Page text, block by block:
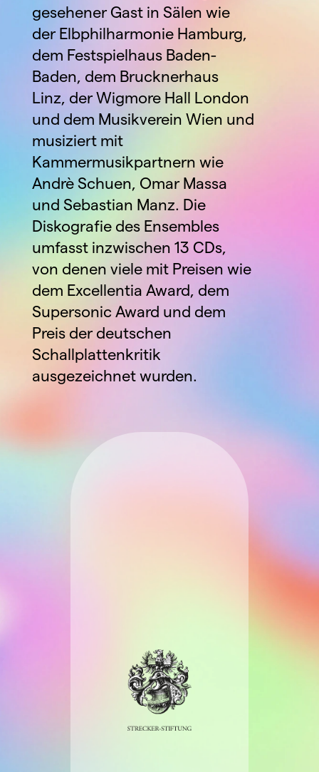
gesehener Gast in Sälen wie
der Elbphilharmonie Hamburg,
dem Festspielhaus Baden-
Baden, dem Brucknerhaus
Linz, der Wigmore Hall London
und dem Musikverein Wien und
musiziert mit
Kammermusikpartnern wie
Andrè Schuen, Omar Massa
und Sebastian Manz. Die
Diskografie des Ensembles
umfasst inzwischen 13 CDs,
von denen viele mit Preisen wie
dem Excellentia Award, dem
Supersonic Award und dem
Preis der deutschen
Schallplattenkritik
ausgezeichnet wurden.